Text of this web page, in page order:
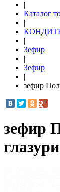
|
Каталог
|
|
Зефир
|
Зефир
|
зефир
зефир